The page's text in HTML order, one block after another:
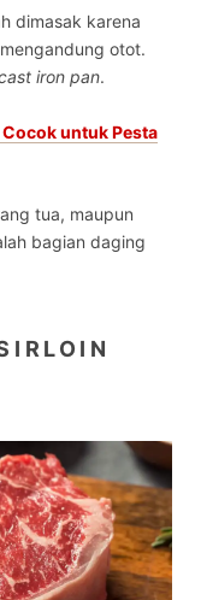
dimasak karena
otot.
iron pan.
untuk Pesta
tua, maupun
bagian daging